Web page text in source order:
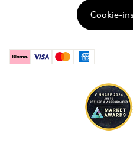
KlarnaVisa MastercardAmerican
Cookie-